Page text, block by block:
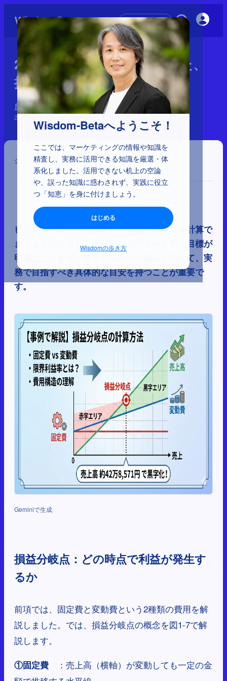
Wisdom-Betaへようこそ！
ここでは、マーケティングの情報や知識を
精査し、実務に活用できる知識を厳選・体
系化しました。活用できない机上の空論
や、誤った知識に惑わされず、実践に役立
つ「知恵」を身に付けましょう。
はじめる
Wisdomの歩き方
初めての方へ
2-6-20：2種の費用を踏まえた、
損益分岐点と限界利益率
良い売上、悪い売上
2026年7月6日
シェア
ビジネスが黒字に転換する「損益分岐点」を計算で
きるようになると、最低限クリアすべき売上目標が
明確になります。限界利益率の仕組みを抑えて、実
務で目指すべき具体的な目安を持つことが重要で
す。
Geminiで生成
損益分岐点：どの時点で利益が発生す
るか
前項では、固定費と変動費という2種類の費用を解
説しました。では、損益分岐点の概念を図1-7で解
説します。
①固定費 ：売上高（横軸）が変動しても一定の金